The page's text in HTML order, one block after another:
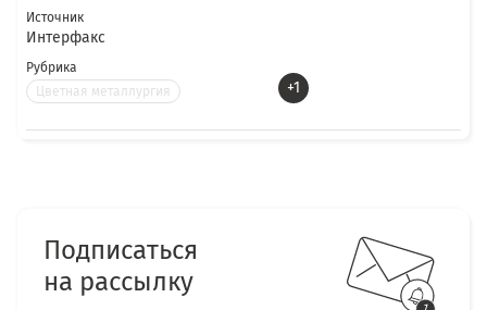
Источник
Интерфакс
Рубрика
Цветная металлургия
+1
Подписаться
на рассылку